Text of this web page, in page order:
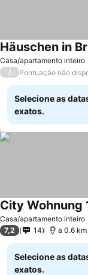
Casa/apartamento inteiro
/ Pontuação não
Selecione as
exatos.
Casa/apartamento inteiro
City Wohnung
7,2 14 a 0.6
Selecione as
exatos.